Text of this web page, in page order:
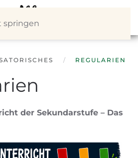
springen
REGULARIEN
der Sekundarstufe – Das